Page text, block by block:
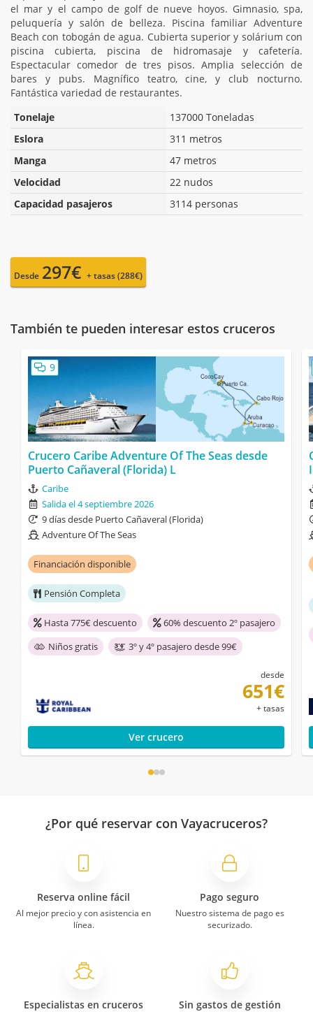
el mar y el campo de golf de nueve hoyos. Gimnasio, spa,
peluquería y salón de belleza. Piscina familiar Adventure
Beach con tobogán de agua. Cubierta superior y solárium con
piscina cubierta, piscina de hidromasaje y cafetería.
Espectacular comedor de tres pisos. Amplia selección de
bares y pubs. Magnífico teatro, cine, y club nocturno.
Fantástica variedad de restaurantes.
Tonelaje
137000 Toneladas
Eslora
311 metros
Manga
47 metros
Velocidad
22 nudos
Capacidad pasajeros
3114 personas
Desde 297€ + tasas (288€)
También te pueden interesar estos cruceros
9
Crucero Caribe Adventure Of The Seas desde
Puerto Cañaveral (Florida) L
Caribe
Salida el 4 septiembre 2026
9 días desde Puerto Cañaveral (Florida)
Adventure Of The Seas
Financiación disponible
Pensión Completa
Hasta 775€ descuento
60% descuento 2º pasajero
Niños gratis
3º y 4º pasajero desde 99€
desde
651€
+ tasas
Ver crucero
¿Por qué reservar con Vayacruceros?
Reserva online fácil
Al mejor precio y con asistencia en
línea.
Pago seguro
Nuestro sistema de pago es
securizado.
Especialistas en cruceros Sin gastos de gestión